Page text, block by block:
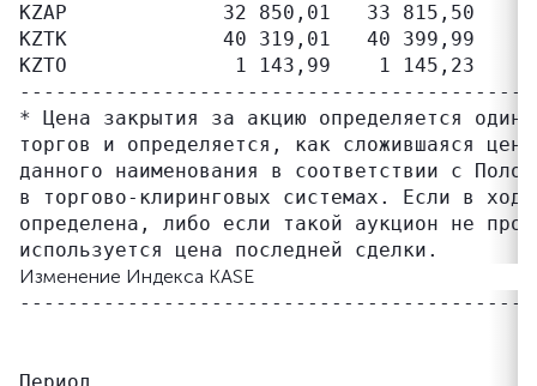
KZAP             32 850,01   33 815,50
KZTK             40 319,01   40 399,99
KZTO              1 143,99    1 145,23
* Цена закрытия за акцию определяется
торгов и определяется, как сложившаяся
данного наименования в соответствии с
в торгово-клиринговых системах. Если в
определена, либо если такой аукцион не
Изменение Индекса KASE